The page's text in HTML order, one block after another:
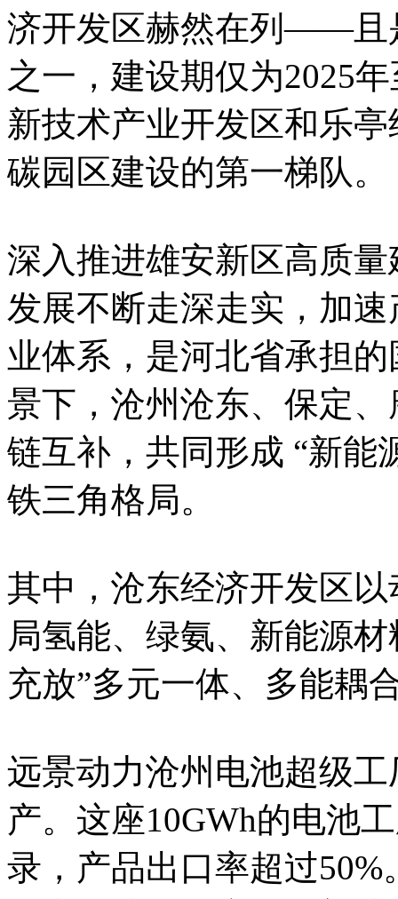
济开发区赫然在列——且
之一，建设期仅为2025
新技术产业开发区和乐
碳园区建设的第一梯队。
深入推进雄安新区高质
发展不断走深走实，加
业体系，是河北省承担
景下，沧州沧东、保定
链互补，共同形成 “新能
铁三角格局。
其中，沧东经济开发区
局氢能、绿氨、新能源
充放”多元一体、多能耦
远景动力沧州电池超级
产。这座10GWh的电池
录，产品出口率超过50%